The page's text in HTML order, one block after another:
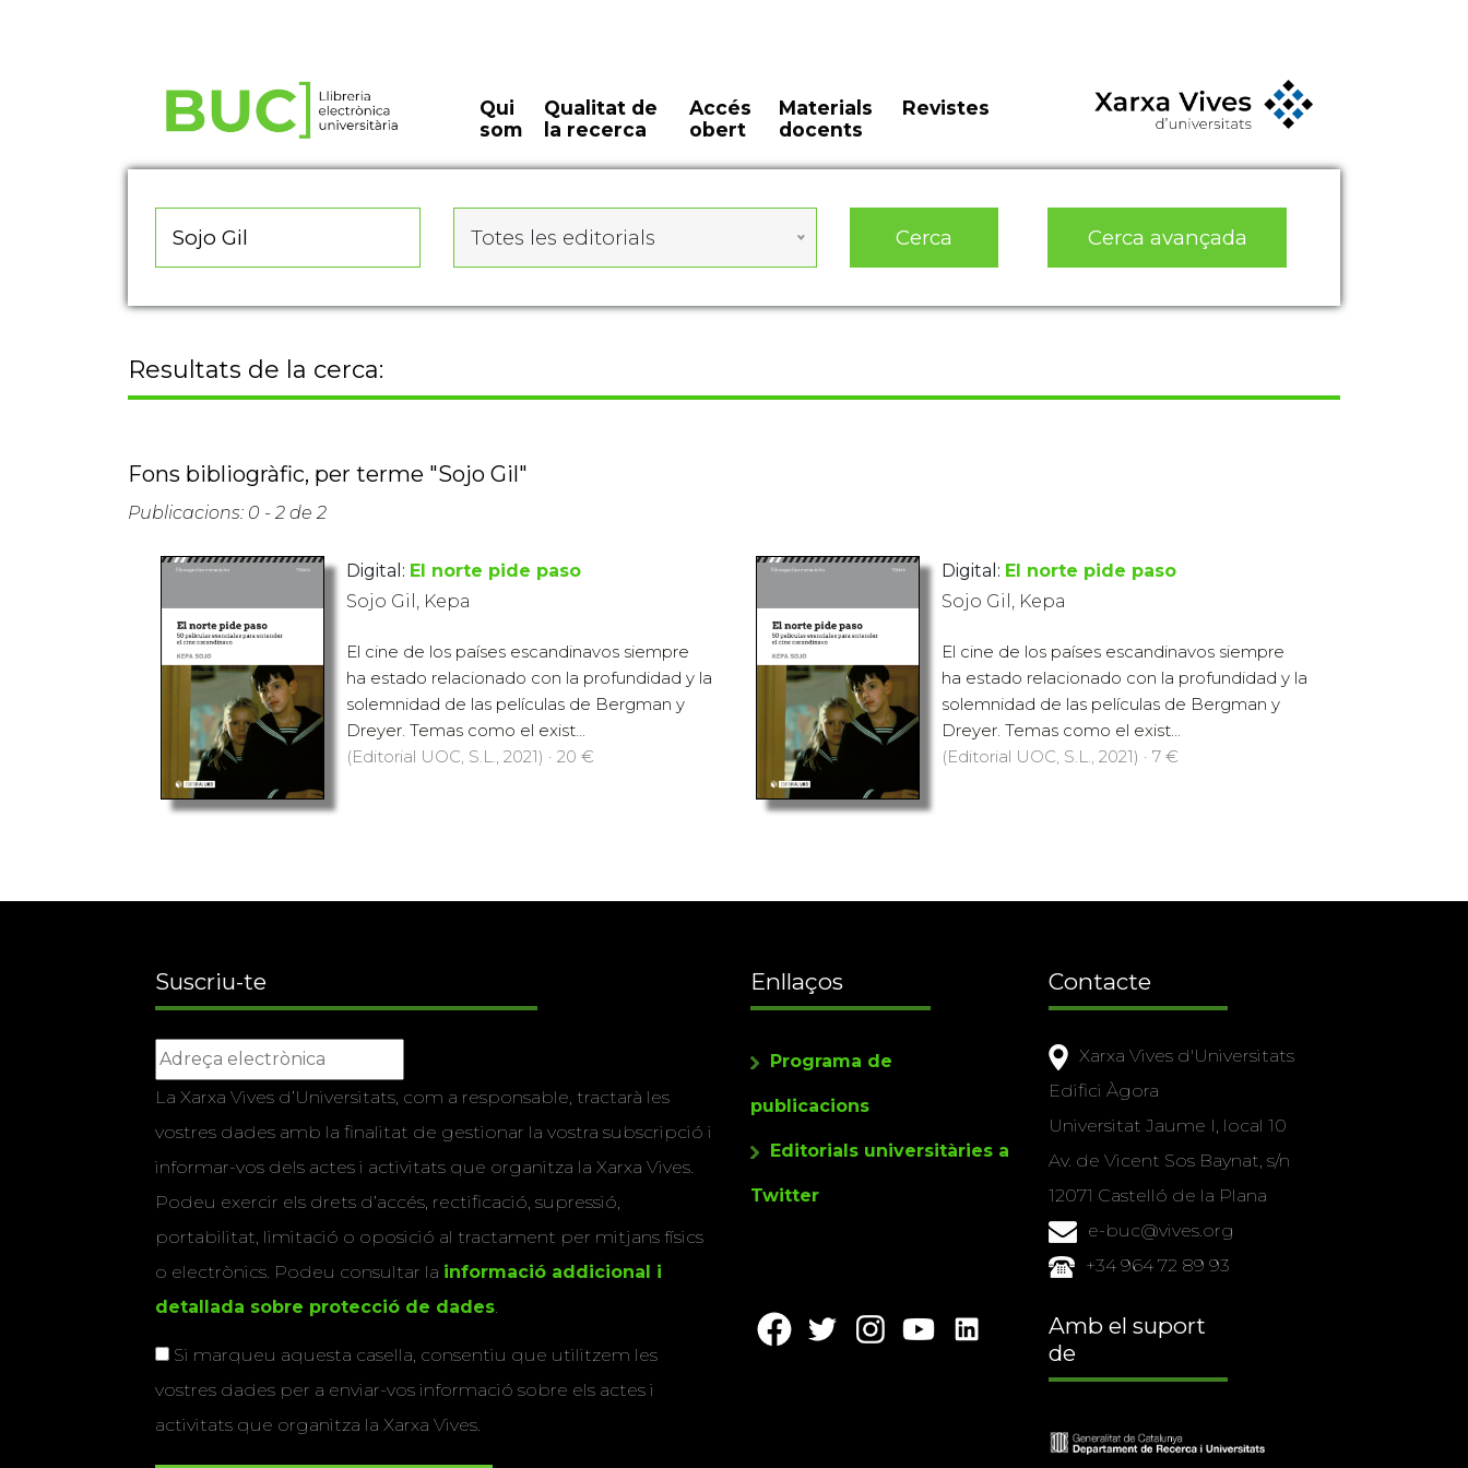
Qui
som
Qualitat de
la recerca
Accés
obert
Materials
docents
Revistes
Totes les editorials Cerca Cerca avançada
Resultats de la cerca:
Fons bibliogràfic, per terme "Sojo Gil"
Publicacions: 0 - 2 de 2
Digital: El norte pide paso
Sojo Gil, Kepa
El cine de los países escandinavos siempre
ha estado relacionado con la profundidad y la
solemnidad de las películas de Bergman y
Dreyer. Temas como el exist...
(Editorial UOC, S.L., 2021) · 20 €
Digital: El norte pide paso
Sojo Gil, Kepa
El cine de los países escandinavos siempre
ha estado relacionado con la profundidad y la
solemnidad de las películas de Bergman y
Dreyer. Temas como el exist...
(Editorial UOC, S.L., 2021) · 7 €
Suscriu-te
La Xarxa Vives d’Universitats, com a responsable, tractarà les
vostres dades amb la finalitat de gestionar la vostra subscripció i
informar-vos dels actes i activitats que organitza la Xarxa Vives.
Podeu exercir els drets d’accés, rectificació, supressió,
portabilitat, limitació o oposició al tractament per mitjans físics
o electrònics. Podeu consultar la informació addicional i
detallada sobre protecció de dades.
Si marqueu aquesta casella, consentiu que utilitzem les
vostres dades per a enviar-vos informació sobre els actes i
activitats que organitza la Xarxa Vives.
Enllaços
Programa de
publicacions
Editorials universitàries a
Twitter
Contacte
Xarxa Vives d'Universitats
Edifici Àgora
Universitat Jaume I, local 10
Av. de Vicent Sos Baynat, s/n
12071 Castelló de la Plana
e-buc@vives.org
+34 964 72 89 93
Amb el suport
de